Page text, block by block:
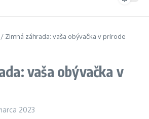
/ Zimná záhrada: vaša obývačka v prírode
vaša obývačka v
2023